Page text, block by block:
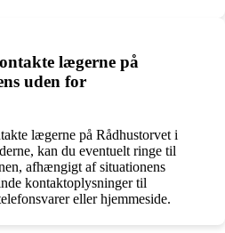
lægerne på
uden for
lægerne på Rådhustorvet i
kan du eventuelt ringe til
afhængigt af situationens
kontaktoplysninger til
eller hjemmeside.